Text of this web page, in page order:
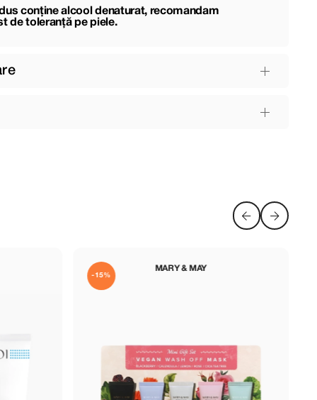
conține alcool denaturat, recomandam
de toleranță pe piele.
ALFAPARF MILANO
-10%